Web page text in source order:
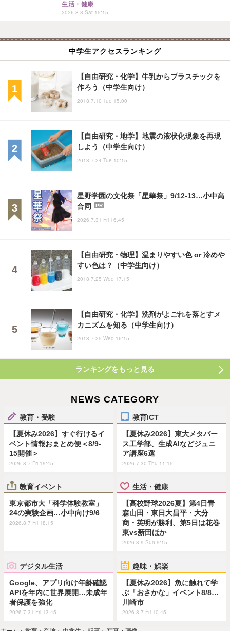
生活・健康
2026.8.8 Sat 15:15
中学生アクセスランキング
【自由研究・化学】牛乳からプラスチックを
作ろう（中学生向け）
2018.7.10 Tue 15:00
【自由研究・地学】地震の液状化現象を再現
しよう（中学生向け）
2018.7.24 Tue 10:15
星野学園の文化祭「星華祭」9/12-13…小中高
合同
PR
2026.7.31 Fri 16:45
【自由研究・物理】温まりやすい色 or 冷めや
すい色は？（中学生向け）
2018.7.25 Wed 17:15
【自由研究・化学】洗剤がよごれを落とすメ
カニズムを知る（中学生向け）
2018.7.25 Wed 16:15
ランキングをもっと見る
NEWS CATEGORY
教育・受験
【夏休み2026】すぐ行けるイ
ベント情報おまとめ便＜8/9-
15開催＞
2026.8.7 Fri 19:45
教育ICT
【夏休み2026】東大メタバー
ス工学部、生成AIなどジュニ
ア講座6選
2026.7.30 Thu 11:15
教育イベント
東京都市大「科学体験教室」
24の実験企画…小中向け9/6
2026.8.7 Fri 18:15
生活・健康
【高校野球2026夏】第4日青
森山田・東日大昌平・大分
商・英明が勝利、第5日は花巻
東vs新田ほか
2026.8.9 Sun 9:15
デジタル生活
Google、アプリ向け年齢確認
APIを年内に世界展開…未成年
者保護を強化
2026.7.31 Fri 13:45
趣味・娯楽
【夏休み2026】魚に触れて学
ぶ「おさかな」イベント8/8…
川崎市
2026.8.7 Fri 10:45